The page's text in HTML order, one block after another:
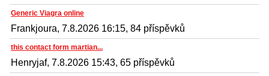
Generic Viagra online
Frankjoura, 7.8.2026 16:15, 84 příspěvků
this contact form martian...
Henryjaf, 7.8.2026 15:43, 65 příspěvků